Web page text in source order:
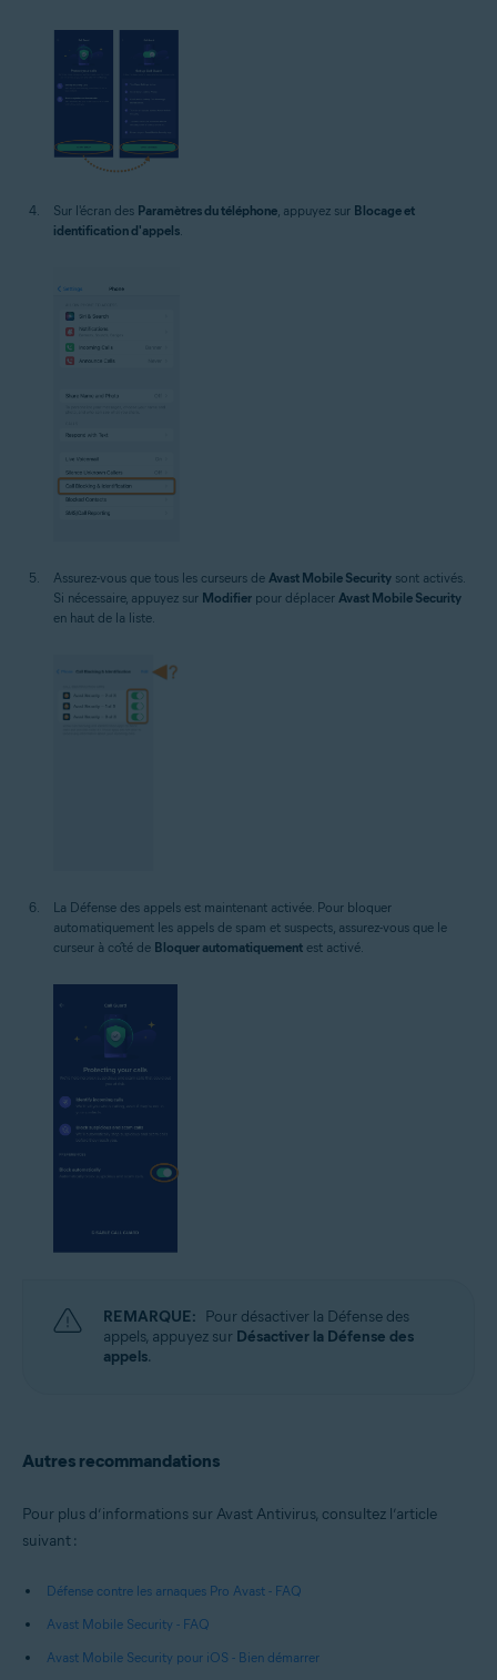
Sur l'écran des Paramètres du téléphone, appuyez sur Blocage et
identification d'appels.
Assurez-vous que tous les curseurs de Avast Mobile Security sont activés.
Si nécessaire, appuyez sur Modifier pour déplacer Avast Mobile Security
en haut de la liste.
La Défense des appels est maintenant activée. Pour bloquer
automatiquement les appels de spam et suspects, assurez-vous que le
curseur à côté de Bloquer automatiquement est activé.
REMARQUE: Pour désactiver la Défense des
appels, appuyez sur Désactiver la Défense des
appels.
Autres recommandations
Pour plus d’informations sur Avast Antivirus, consultez l’article
suivant :
Défense contre les arnaques Pro Avast - FAQ
Avast Mobile Security - FAQ
Avast Mobile Security pour iOS - Bien démarrer